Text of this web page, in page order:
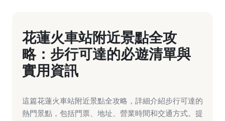
花蓮火車站附近景點全攻
略：步行可達的必遊清單與
實用資訊
這篇花蓮火車站附近景點全攻略，詳細介紹步行可達的
熱門景點，包括門票、地址、營業時間和交通方式。提